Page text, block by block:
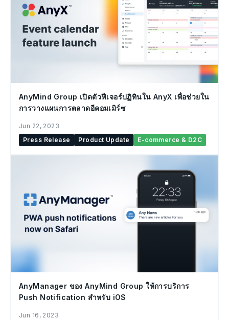
AnyMind Group เปิดตัวฟีเจอร์ปฏิทินใน AnyX เพื่อช่วยใน
การวางแผนการตลาดอีคอมเมิร์ซ
Jun 22, 2023
Press Release
Product Update E-commerce & D2C
AnyManager ของ AnyMind Group ให้การบริการ
Push Notification สำหรับ iOS
Jun 16, 2023